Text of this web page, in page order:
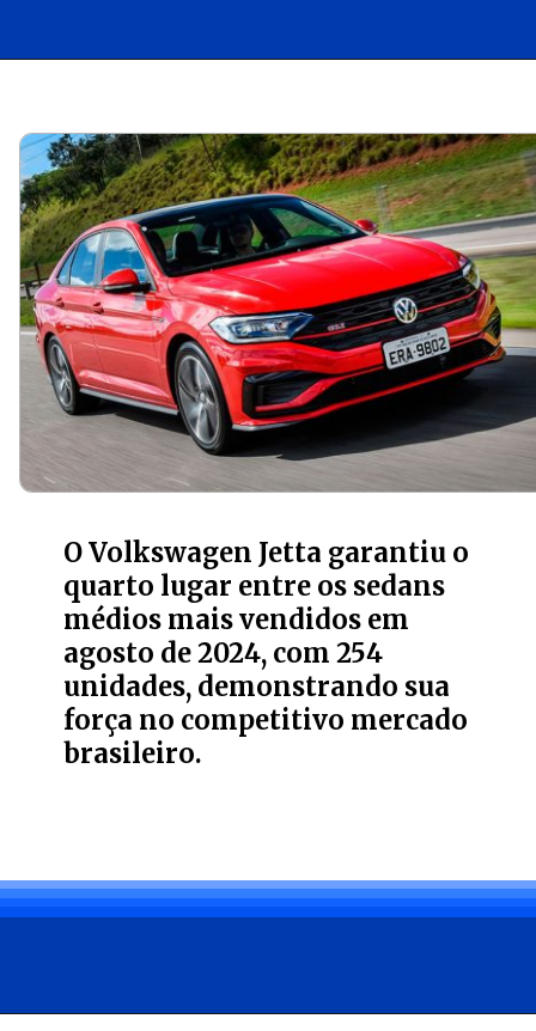
O Volkswagen Jetta garantiu o
quarto lugar entre os sedans
médios mais vendidos em
agosto de 2024, com 254
unidades, demonstrando sua
força no competitivo mercado
brasileiro.